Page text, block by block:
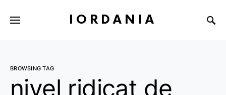
IORDANIA
BROWSING TAG
nivel ridicat de